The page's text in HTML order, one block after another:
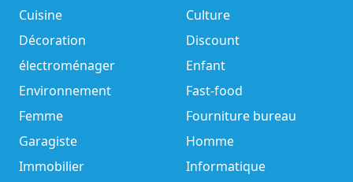
Cuisine
Culture
Décoration
Discount
électroménager
Enfant
Environnement
Fast-food
Femme
Fourniture bureau
Garagiste
Homme
Immobilier
Informatique